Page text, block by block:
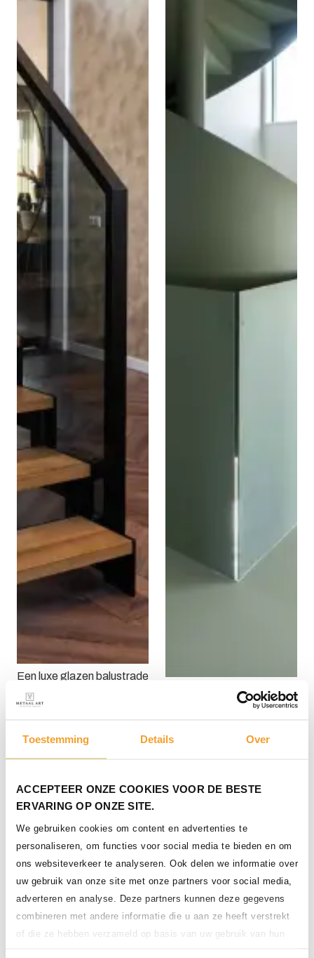
Toestemming Details Over
ACCEPTEER ONZE COOKIES VOOR DE BESTE
ERVARING OP ONZE SITE.
We gebruiken cookies om content en advertenties te
personaliseren, om functies voor social media te bieden en om
ons websiteverkeer te analyseren. Ook delen we informatie over
uw gebruik van onze site met onze partners voor social media,
adverteren en analyse. Deze partners kunnen deze gegevens
combineren met andere informatie die u aan ze heeft verstrekt
of die ze hebben verzameld op basis van uw gebruik van hun
Een luxe glazen balustrade
Een volledig stalen
balustrade met horizontale
Volledig plaatstalen
balustrade langs een trap
Stalen balustrade met
ronde verticale spijlen